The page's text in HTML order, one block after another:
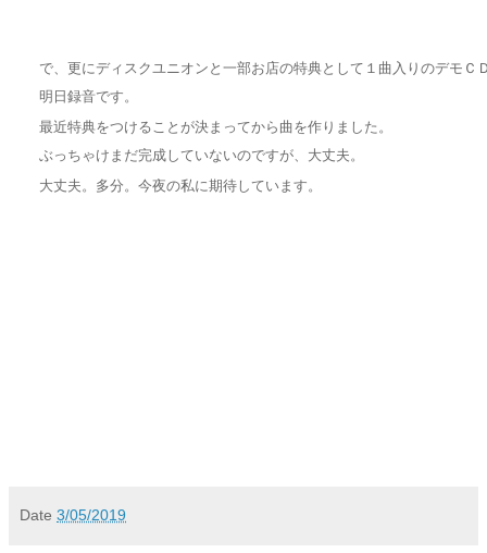
で、更にディスクユニオンと一部お店の特典として１曲入りのデモＣ
明日録音です。
最近特典をつけることが決まってから曲を作りました。
ぶっちゃけまだ完成していないのですが、大丈夫。
大丈夫。多分。今夜の私に期待しています。
Date 3/05/2019